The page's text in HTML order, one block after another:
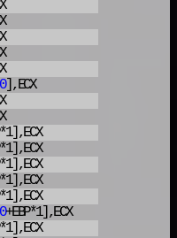
],ECX
+EBP*1],ECX